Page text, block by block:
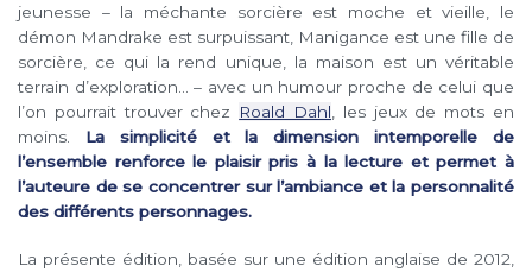
jeunesse – la méchante sorcière est moche et vieille, le
démon Mandrake est surpuissant, Manigance est une fille de
sorcière, ce qui la rend unique, la maison est un véritable
terrain d’exploration… – avec un humour proche de celui que
l’on pourrait trouver chez
Roald Dahl , les jeux de mots en
moins. La simplicité et la dimension intemporelle de
l’ensemble renforce le plaisir pris à la lecture et permet à
l’auteure de se concentrer sur l’ambiance et la personnalité
des différents personnages.
La présente édition, basée sur une édition anglaise de 2012,